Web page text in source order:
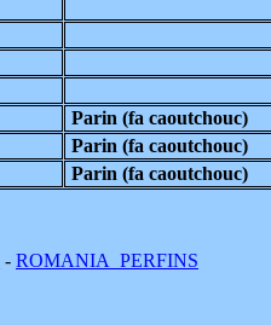
Parin (fa caoutchouc)
Parin (fa caoutchouc)
Parin (fa caoutchouc)
- ROMANIA PERFINS